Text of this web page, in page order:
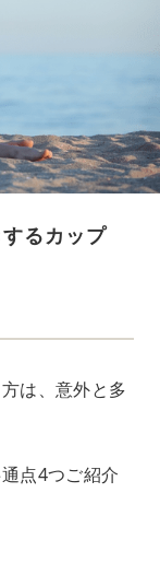
るカップ
は、意外と多
点4つご紹介